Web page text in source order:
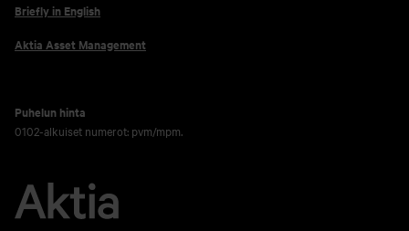
Briefly in English
Aktia Asset Management
Puhelun hinta
0102-alkuiset numerot: pvm/mpm.